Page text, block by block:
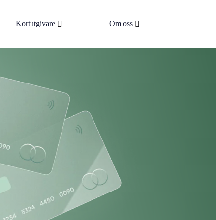
Kortutgivare Om oss